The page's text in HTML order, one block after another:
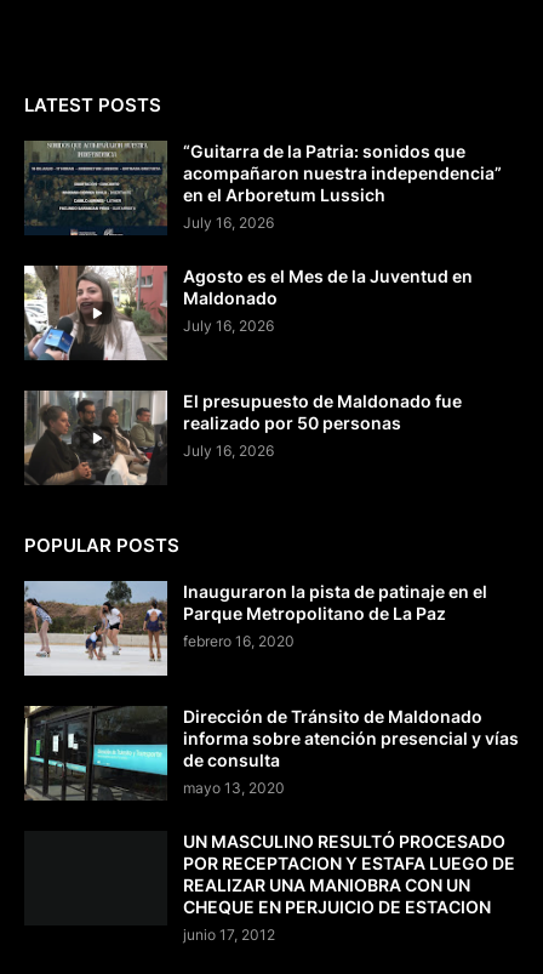
LATEST POSTS
“Guitarra de la Patria: sonidos que
acompañaron nuestra independencia”
en el Arboretum Lussich
July 16, 2026
Agosto es el Mes de la Juventud en
Maldonado
July 16, 2026
El presupuesto de Maldonado fue
realizado por 50 personas
July 16, 2026
POPULAR POSTS
Inauguraron la pista de patinaje en el
Parque Metropolitano de La Paz
febrero 16, 2020
Dirección de Tránsito de Maldonado
informa sobre atención presencial y vías
de consulta
mayo 13, 2020
UN MASCULINO RESULTÓ PROCESADO
POR RECEPTACION Y ESTAFA LUEGO DE
REALIZAR UNA MANIOBRA CON UN
CHEQUE EN PERJUICIO DE ESTACION
junio 17, 2012